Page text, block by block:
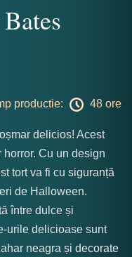
productie: 48 ore
delicios! Acest
Cu un design
tort va fi cu siguranță
de Halloween.
între dulce și
urile delicioase sunt
neagra și decorate